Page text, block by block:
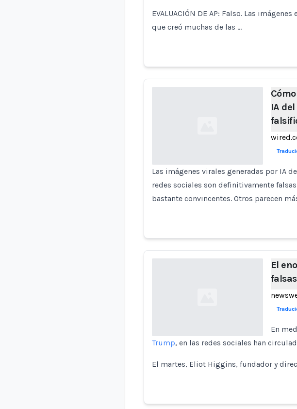
EVALUACIÓN DE AP: Falso. Las
que creó muchas de las …
IA
Las imágenes virales generadas por IA
redes sociales son definitivamente
bastante convincentes. Otros parecen
El
En
Trump, en las redes sociales han
El martes, Eliot Higgins, fundador y